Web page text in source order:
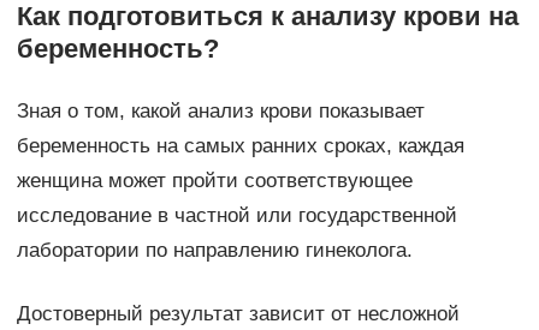
Как подготовиться к анализу крови на
беременность?
Зная о том, какой анализ крови показывает
беременность на самых ранних сроках, каждая
женщина может пройти соответствующее
исследование в частной или государственной
лаборатории по направлению гинеколога.
Достоверный результат зависит от несложной